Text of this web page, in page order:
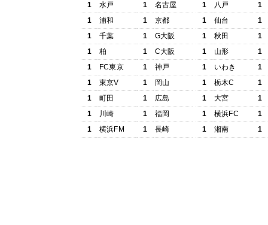
1
水戸 1
名古屋
1
浦和 1
京都
1
千葉 1
G大阪
1
柏 1
C大阪
1
FC東京 1
神戸
1
東京V 1
岡山
1
町田 1
広島
1
川崎 1
福岡
1
横浜FM 1 長崎
1
八戸
1
1
仙台
1
1
秋田
1
1
山形
1
1
いわき
1
1
栃木C
1
1
大宮
1
1
横浜FC
1
1
湘南 1